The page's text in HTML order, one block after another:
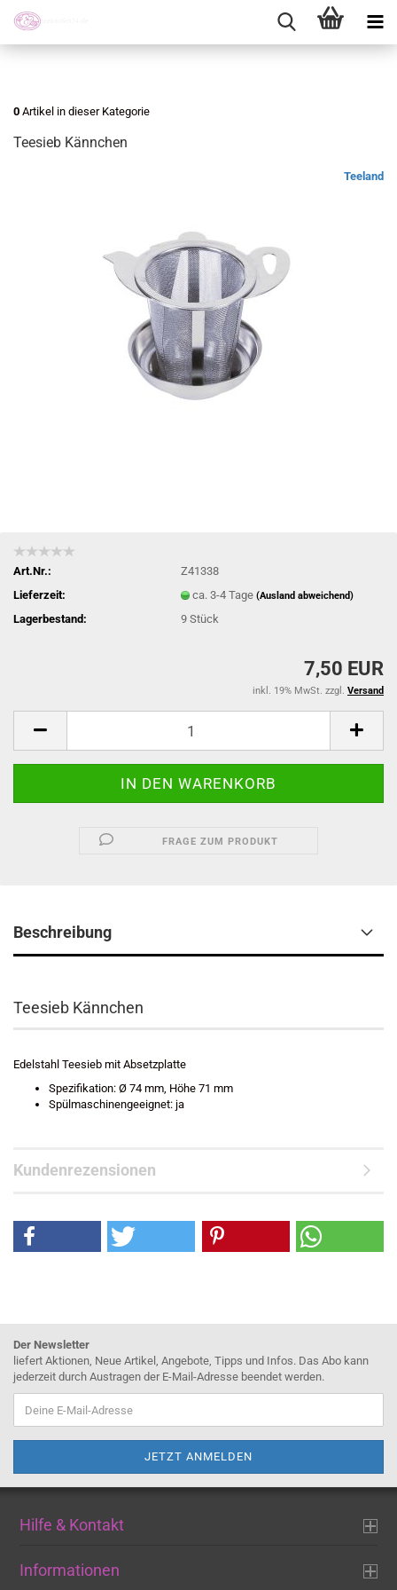
0 Artikel in dieser Kategorie
Teesieb Kännchen
Teeland
Art.Nr.:
Z41338
Lieferzeit:
ca. 3-4 Tage(Ausland abweichend)
Lagerbestand: 9Stück
7,50 EUR
inkl. 19% MwSt. zzgl. Versand
FRAGE ZUM PRODUKT
Beschreibung
Teesieb Kännchen
Edelstahl Teesieb mit Absetzplatte
Spezifikation: Ø 74 mm, Höhe 71 mm
Spülmaschinengeeignet: ja
Kundenrezensionen
Der Newsletter
liefert Aktionen, Neue Artikel, Angebote, Tipps und Infos. Das Abo kann
jederzeit durch Austragen der E-Mail-Adresse beendet werden.
Hilfe & Kontakt
Informationen